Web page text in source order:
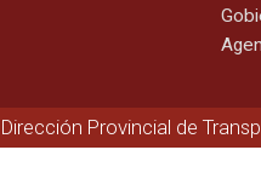
Dirección Provincial de